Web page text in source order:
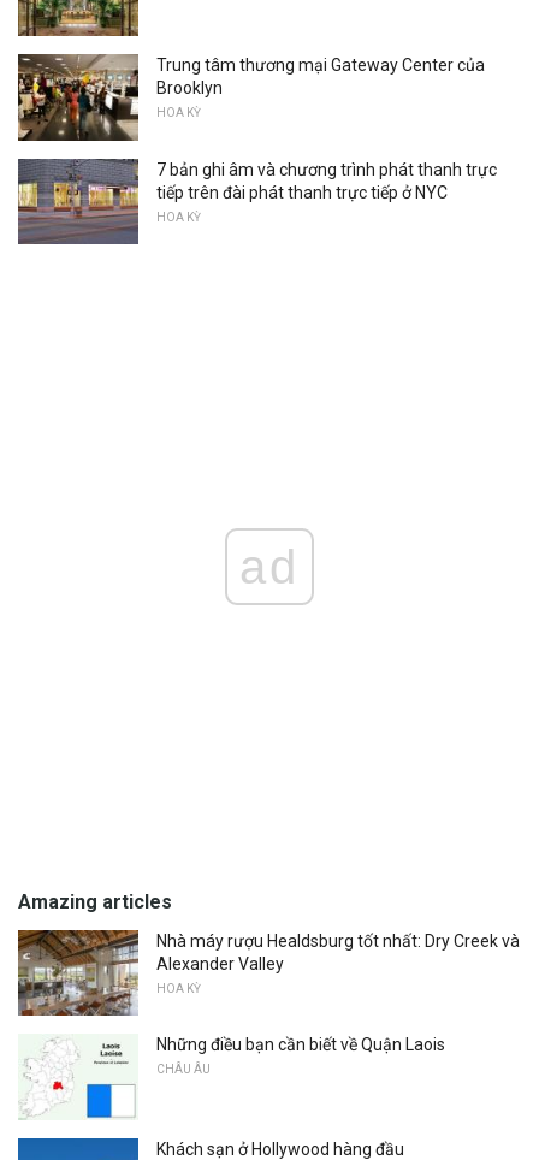
Trung tâm thương mại Gateway Center của
Brooklyn
HOA KỲ
7 bản ghi âm và chương trình phát thanh trực
tiếp trên đài phát thanh trực tiếp ở NYC
HOA KỲ
ad
Amazing articles
Nhà máy rượu Healdsburg tốt nhất: Dry Creek và
Alexander Valley
HOA KỲ
Những điều bạn cần biết về Quận Laois
CHÂU ÂU
Khách sạn ở Hollywood hàng đầu